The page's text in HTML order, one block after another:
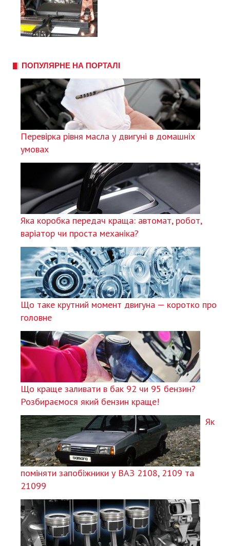
ПОПУЛЯРНЕ НА ПОРТАЛІ
Перевірка рівня масла у двигуні в домашніх
умовах
Яка коробка передач краща: автомат, робот,
варіатор чи проста механіка?
Що таке крутний момент двигуна — коротко про
головне
Що краще заливати в бак 92 чи 95 бензин?
Розбираємося який бензин краще!
Як
поміняти запобіжники у ВАЗ 2108, 2109 та
21099